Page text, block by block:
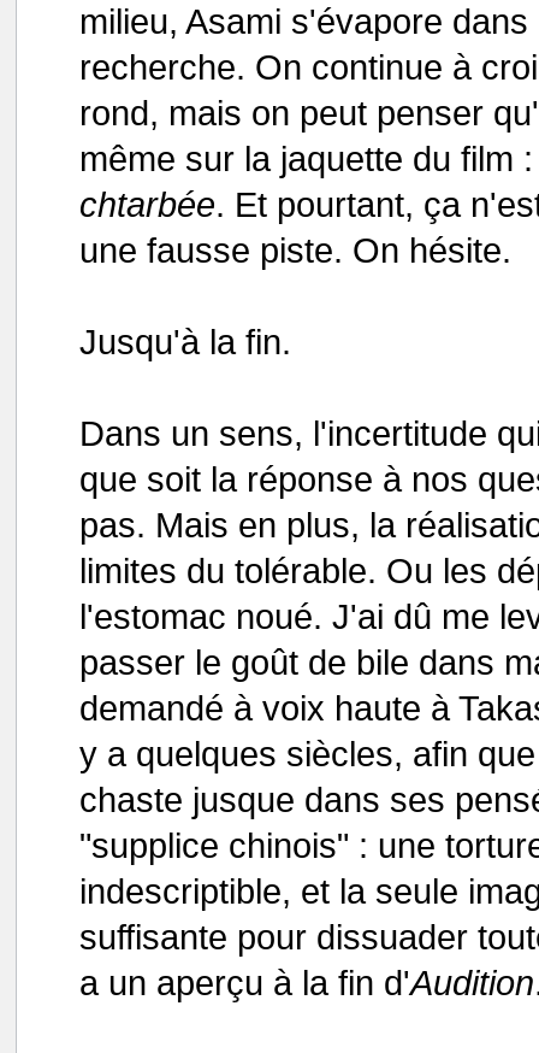
milieu, Asami s'évapore
recherche. On continue à
rond, mais on peut penser
même sur la jaquette du film
chtarbée. Et pourtant, ça
une fausse piste. On hésite.
Jusqu'à la fin.
Dans un sens, l'incertitude
que soit la réponse à nos
pas. Mais en plus, la
limites du tolérable. Ou les
l'estomac noué. J'ai dû me
passer le goût de bile dans
demandé à voix haute à
y a quelques siècles, afin
chaste jusque dans ses
"supplice chinois" : une
indescriptible, et la seule
suffisante pour dissuader
a un aperçu à la fin d'Audition